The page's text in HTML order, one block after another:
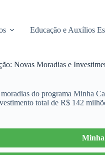
Educação e Auxílios
Novas Moradias e
do programa Minha
total de R$ 142
Minha